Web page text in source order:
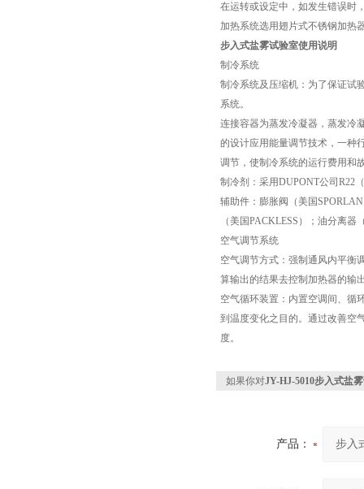
在运转或设定中，如发生错误时
加热系统选用翅片式不锈钢加热
步入式盐雾试验室使用说明
制冷系统
制冷系统及压缩机：为了保证试
系统。
连接容器为蒸发冷凝器，蒸发冷
的设计应用能量调节技术，一种
调节，使制冷系统的运行费用和
制冷剂：采用DUPONT公司R22
辅助件：膨胀阀（美国
（美国PACKLESS）；油分离
空气调节系统
空气调节方式：强制通风内平衡
算输出的结果去控制加热器的输
空气循环装置：内置空调间、循
到温度变化之目的。通过改善空
度。
如果你对JY-HJ-5010步入式盐
产品：